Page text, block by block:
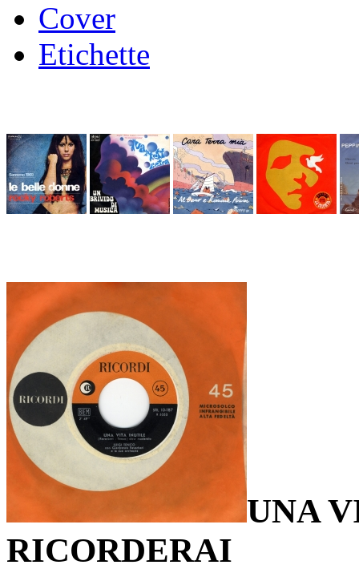
Cover
Etichette
UNA
RICORDERAI